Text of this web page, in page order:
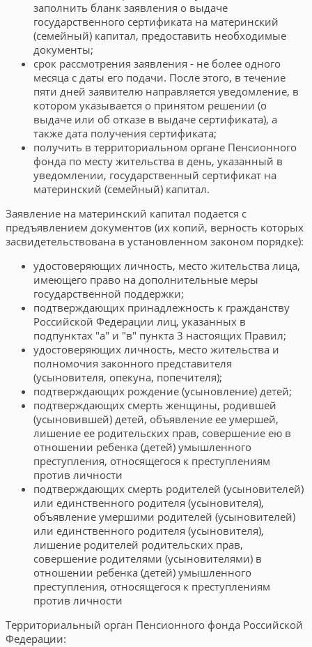
заполнить бланк заявления о выдаче
государственного сертификата на материнский
(семейный) капитал, предоставить необходимые
документы;
срок рассмотрения заявления - не более одного
месяца с даты его подачи. После этого, в течение
пяти дней заявителю направляется уведомление, в
котором указывается о принятом решении (о
выдаче или об отказе в выдаче сертификата), а
также дата получения сертификата;
получить в территориальном органе Пенсионного
фонда по месту жительства в день, указанный в
уведомлении, государственный сертификат на
материнский (семейный) капитал.
Заявление на материнский капитал подается с
предъявлением документов (их копий, верность которых
засвидетельствована в установленном законом порядке):
удостоверяющих личность, место жительства лица,
имеющего право на дополнительные меры
государственной поддержки;
подтверждающих принадлежность к гражданству
Российской Федерации лиц, указанных в
подпунктах "а" и "в" пункта 3 настоящих Правил;
удостоверяющих личность, место жительства и
полномочия законного представителя
(усыновителя, опекуна, попечителя);
подтверждающих рождение (усыновление) детей;
подтверждающих смерть женщины, родившей
(усыновившей) детей, объявление ее умершей,
лишение ее родительских прав, совершение ею в
отношении ребенка (детей) умышленного
преступления, относящегося к преступлениям
против личности
подтверждающих смерть родителей (усыновителей)
или единственного родителя (усыновителя),
объявление умершими родителей (усыновителей)
или единственного родителя (усыновителя),
лишение родителей родительских прав,
совершение родителями (усыновителями) в
отношении ребенка (детей) умышленного
преступления, относящегося к преступлениям
против личности
Территориальный орган Пенсионного фонда Российской
Федерации: